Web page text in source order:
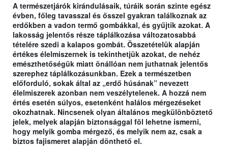
A természetjárók kirándulásaik, túráik során szinte egész
évben, főleg tavasszal és ősszel gyakran találkoznak az
erdőkben a vadon termő gombákkal, és gyűjtik azokat. A
lakosság jelentős része táplálkozása változatosabbá
tételére szedi a kalapos gombát. Összetételük alapján
értékes élelmiszernek is tekinthetjük azokat, de nehéz
emészthetőségük miatt önállóan nem juthatnak jelentős
szerephez táplálkozásunkban. Ezek a természetben
előforduló, sokak által az „erdő húsának” nevezett
élelmiszerek azonban nem veszélytelenek. A hozzá nem
értés esetén súlyos, esetenként halálos mérgezéseket
okozhatnak. Nincsenek olyan általános megkülönböztető
jelek, melyek alapján biztonsággal föl lehetne ismerni,
hogy melyik gomba mérgező, és melyik nem az, csak a
biztos fajismeret alapján dönthető el.